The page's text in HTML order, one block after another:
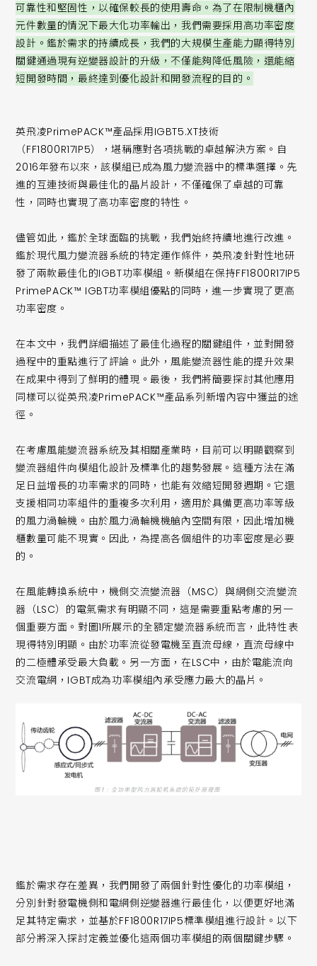
可靠性和堅固性，以確保較長的使用壽命。為了在限制機櫃內
元件數量的情況下最大化功率輸出，我們需要採用高功率密度
設計。鑑於需求的持續成長，我們的大規模生產能力顯得特別
關鍵通過現有逆變器設計的升級，不僅能夠降低風險，還能縮
短開發時間，最終達到優化設計和開發流程的目的。
英飛凌PrimePACK™產品採用IGBT5.XT技術
（FF1800R17IP5），堪稱應對各項挑戰的卓越解決方案。自
2016年發布以來，該模組已成為風力變流器中的標準選擇。先
進的互連技術與最佳化的晶片設計，不僅確保了卓越的可靠
性，同時也實現了高功率密度的特性。
儘管如此，鑑於全球面臨的挑戰，我們始終持續地進行改進。
鑑於現代風力變流器系統的特定運作條件，英飛凌針對性地研
發了兩款最佳化的IGBT功率模組。新模組在保持FF1800R17IP5
PrimePACK™ IGBT功率模組優點的同時，進一步實現了更高
功率密度。
在本文中，我們詳細描述了最佳化過程的關鍵組件，並對開發
過程中的重點進行了評論。此外，風能變流器性能的提升效果
在成果中得到了鮮明的體現。最後，我們將簡要探討其他應用
同樣可以從英飛凌PrimePACK™產品系列新增內容中獲益的途
徑。
在考慮風能變流器系統及其相關產業時，目前可以明顯觀察到
變流器組件向模組化設計及標準化的趨勢發展。這種方法在滿
足日益增長的功率需求的同時，也能有效縮短開發週期。它還
支援相同功率組件的重複多次利用，適用於具備更高功率等級
的風力渦輪機。由於風力渦輪機機艙內空間有限，因此增加機
櫃數量可能不現實。因此，為提高各個組件的功率密度是必要
的。
在風能轉換系統中，機側交流變流器（MSC）與網側交流變流
器（LSC）的電氣需求有明顯不同，這是需要重點考慮的另一
個重要方面。對圖1所展示的全額定變流器系統而言，此特性表
現得特別明顯。由於功率流從發電機至直流母線，直流母線中
的二極體承受最大負載。另一方面，在LSC中，由於電能流向
交流電網，IGBT成為功率模組內承受應力最大的晶片。
鑑於需求存在差異，我們開發了兩個針對性優化的功率模組，
分別針對發電機側和電網側逆變器進行最佳化，以便更好地滿
足其特定需求，並基於FF1800R17IP5標準模組進行設計。以下
部分將深入探討定義並優化這兩個功率模組的兩個關鍵步驟。